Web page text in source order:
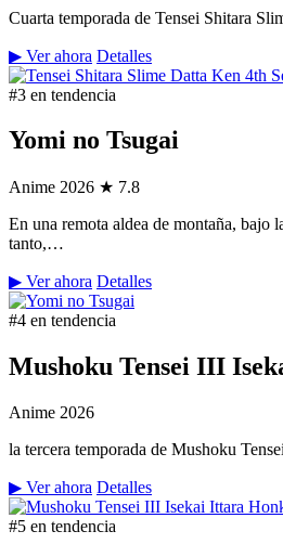
Cuarta temporada de Tensei Shitara
▶ Ver ahora Detalles
#3 en tendencia
Yomi no Tsugai
Anime 2026 ★ 7.8
En una remota aldea de montaña, bajo
tanto,…
▶ Ver ahora Detalles
#4 en tendencia
Mushoku Tensei III
Anime 2026
la tercera temporada de Mushoku
▶ Ver ahora Detalles
#5 en tendencia